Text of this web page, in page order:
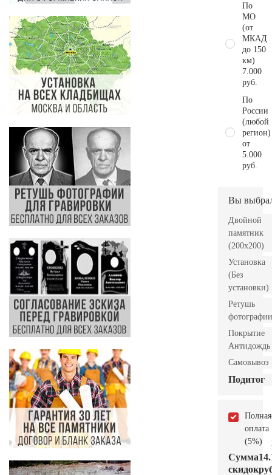
По
МО
(от
МКАД
до 150
км)
7.000
руб.
По
России
(любой
регион)
от
5.000
руб.
Вы
Двойной
памятник
(200x200)
Установка
(Без
установки)
Ретушь
фотографии
Покрытие
Антидождь
Самовывоз
Подитог
Полная
оплата
(5%)
Сумма
скидок